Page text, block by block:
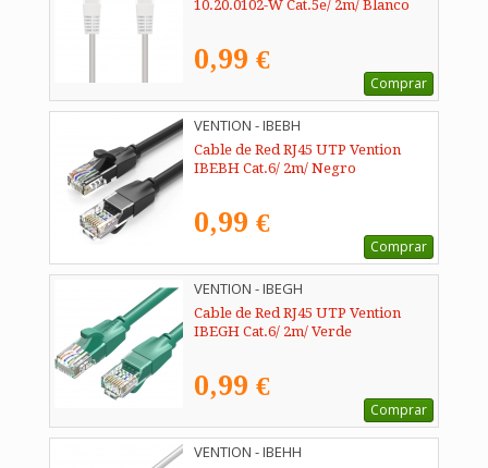
10.20.0102-W Cat.5e/ 2m/ Blanco
0,99 €
Comprar
VENTION - IBEBH
Cable de Red RJ45 UTP Vention
IBEBH Cat.6/ 2m/ Negro
0,99 €
Comprar
VENTION - IBEGH
Cable de Red RJ45 UTP Vention
IBEGH Cat.6/ 2m/ Verde
0,99 €
Comprar
VENTION - IBEHH